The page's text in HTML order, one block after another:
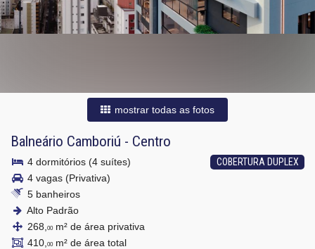
mostrar todas as fotos
Balneário Camboriú - Centro
COBERTURA DUPLEX
4 dormitórios (4 suítes)
4 vagas (Privativa)
5 banheiros
Alto Padrão
268, 00m² de área privativa
410, 00m² de área total